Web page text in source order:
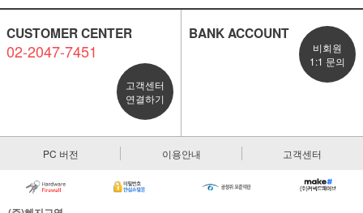
CUSTOMER CENTER
02-2047-7451
고객센터
연결하기
BANK ACCOUNT
비회원
1:1 문의
PC 버전 이용안내 고객센터